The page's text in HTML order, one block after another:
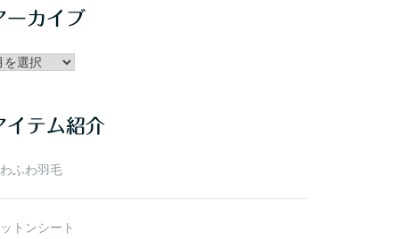
ーカイブ
イテム紹介
ふわ羽毛
トンシート